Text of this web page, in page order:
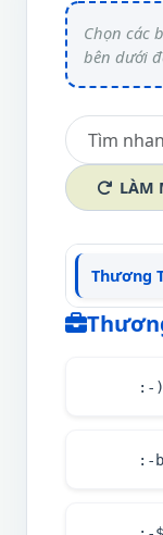
LÀM
Thương
:-)
:-b